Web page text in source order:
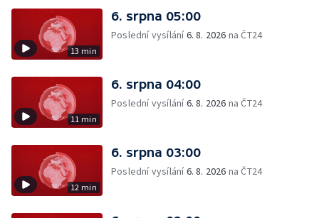
13 min
6. srpna 05:00
Poslední vysílání6. 8. 2026 na ČT24
11 min
6. srpna 04:00
Poslední vysílání6. 8. 2026 na ČT24
12 min
6. srpna 03:00
Poslední vysílání6. 8. 2026 na ČT24